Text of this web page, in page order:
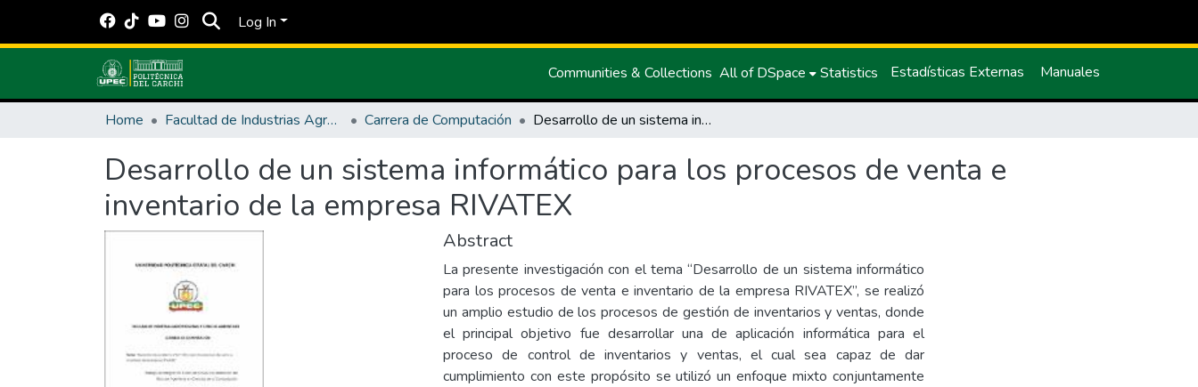
Log In
Communities & Collections All of DSpace Statistics Estadísticas Externas Manuales
Home Facultad de Industrias Agropecuarias y Ciencias Ambientales Carrera de Computación Desarrollo de un sistema informático para los procesos de venta e inventario de la empresa RIVATEX
Desarrollo de un sistema informático para los procesos de venta e
inventario de la empresa RIVATEX
Abstract
La presente investigación con el tema “Desarrollo de un sistema informático
para los procesos de venta e inventario de la empresa RIVATEX”, se realizó
un amplio estudio de los procesos de gestión de inventarios y ventas, donde
el principal objetivo fue desarrollar una de aplicación informática para el
proceso de control de inventarios y ventas, el cual sea capaz de dar
cumplimiento con este propósito se utilizó un enfoque mixto conjuntamente